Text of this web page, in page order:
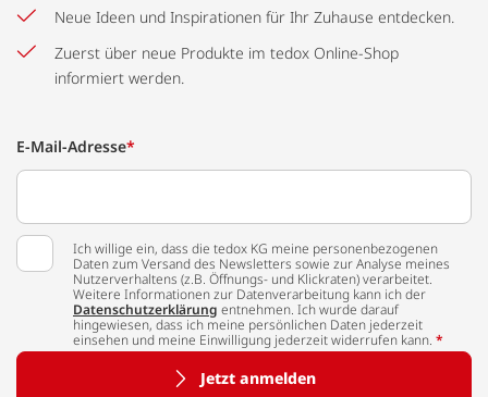
Neue Ideen und Inspirationen für Ihr Zuhause entdecken.
Zuerst über neue Produkte im tedox Online-Shop
informiert werden.
E-Mail-Adresse*
Ich willige ein, dass die tedox KG meine personenbezogenen
Daten zum Versand des Newsletters sowie zur Analyse meines
Nutzerverhaltens (z.B. Öffnungs- und Klickraten) verarbeitet.
Weitere Informationen zur Datenverarbeitung kann ich der
Datenschutzerklärung entnehmen. Ich wurde darauf
hingewiesen, dass ich meine persönlichen Daten jederzeit
einsehen und meine Einwilligung jederzeit widerrufen kann. *
Jetzt anmelden